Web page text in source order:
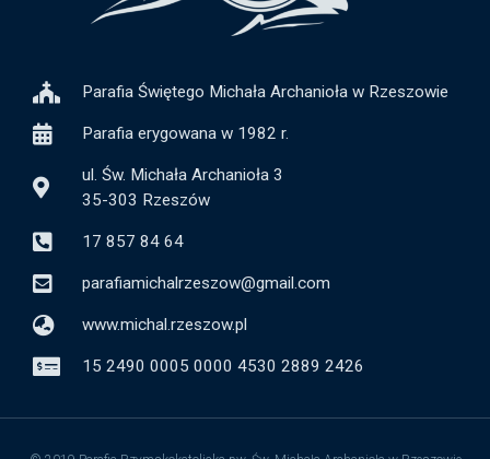
Parafia Świętego Michała Archanioła w Rzeszowie
Parafia erygowana w 1982 r.
ul. Św. Michała Archanioła 3
35-303 Rzeszów
17 857 84 64
parafiamichalrzeszow@gmail.com
www.michal.rzeszow.pl
15 2490 0005 0000 4530 2889 2426